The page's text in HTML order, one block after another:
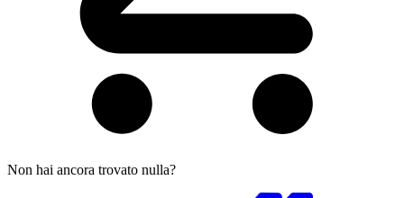
Non hai ancora trovato nulla?